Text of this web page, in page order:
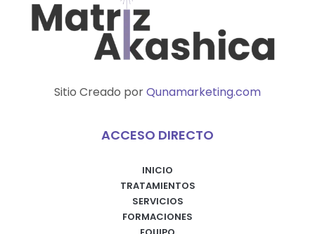
Sitio Creado porQunamarketing.com
ACCESO DIRECTO
INICIO
TRATAMIENTOS
SERVICIOS
FORMACIONES